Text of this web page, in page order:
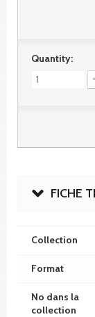
Quantity:
FICHE
Collection
Format
No dans la
collection